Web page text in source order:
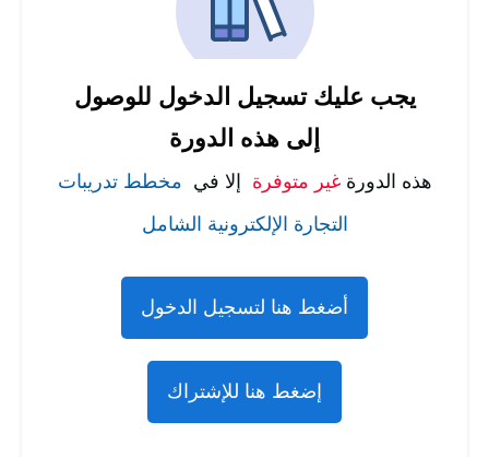
يجب عليك تسجيل الدخول للوصول
إلى هذه الدورة
هذه الدورةغير متوفرة إلا في مخطط تدريبات
التجارة الإلكترونية الشامل
أضغط هنا لتسجيل الدخول
إضغط هنا للإشتراك